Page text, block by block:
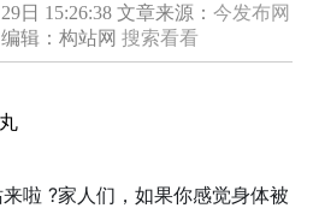
日 15:26:38 文章来源： 今发布网
编辑：构站网 搜索看看
来啦 ?家人们，如果你感觉身体被